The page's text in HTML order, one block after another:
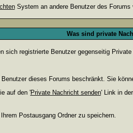
System an andere Benutzer des
Was sind private
sich registrierte Benutzer gegenseitig
dieses Forums beschränkt. Sie
auf den 'Private Nachricht senden' Link in
Postausgang Ordner zu speichern.